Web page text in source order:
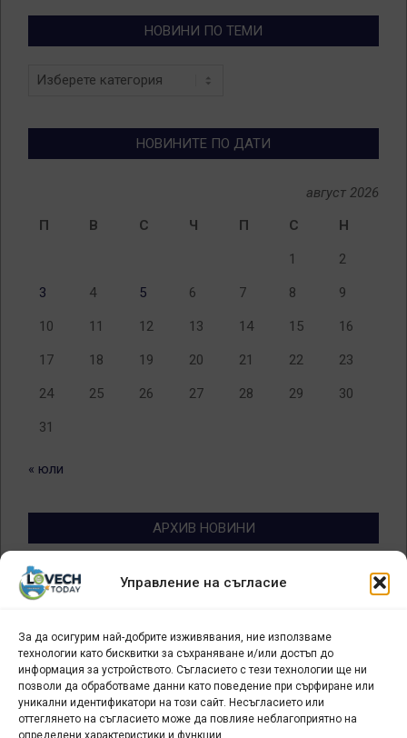
Управление на съгласие
За да осигурим най-добрите изживявания, ние използваме
технологии като бисквитки за съхраняване и/или достъп до
информация за устройството. Съгласието с тези технологии ще ни
позволи да обработваме данни като поведение при сърфиране или
уникални идентификатори на този сайт. Несъгласието или
оттеглянето на съгласието може да повлияе неблагоприятно на
определени характеристики и функции.
НОВИНИ ПО ТЕМИ
Новини
НОВИНИТЕ ПО ДАТИ
август 2026
П
В С Ч П С Н
1 2
3 4 5 6 7 8 9
10 11 12 13 14 15 16
17 18 19 20 21 22 23
24 25 26 27 28 29 30
31
« юли
АРХИВ НОВИНИ
Архив
новини
БИЗНЕС
Арт галерия "Мостове" – магазин за изкуство
СЕВЕРОЗАПАДА ИНФОРМАЦИОНЕН БИЗНЕС
ТУРИСТИЧЕСКИ КЛЪСТЕР